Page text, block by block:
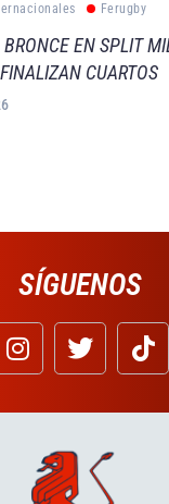
Ferugby
EN SPLIT
CUARTOS
SÍGUENOS